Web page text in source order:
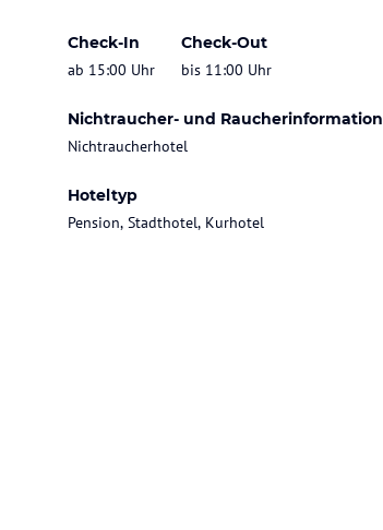
Check-In
ab 15:00 Uhr
Check-Out
bis 11:00 Uhr
Nichtraucher- und Raucherinformation
Nichtraucherhotel
Hoteltyp
Pension, Stadthotel, Kurhotel